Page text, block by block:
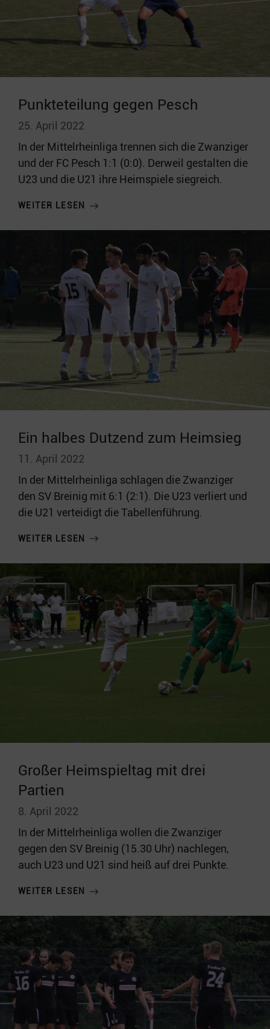
Punkteteilung gegen Pesch
25. April 2022
In der Mittelrheinliga trennen sich die Zwanziger
und der FC Pesch 1:1 (0:0). Derweil gestalten die
U23 und die U21 ihre Heimspiele siegreich.
WEITER LESEN
Ein halbes Dutzend zum Heimsieg
11. April 2022
In der Mittelrheinliga schlagen die Zwanziger
den SV Breinig mit 6:1 (2:1). Die U23 verliert und
die U21 verteidigt die Tabellenführung.
WEITER LESEN
Großer Heimspieltag mit drei
Partien
8. April 2022
In der Mittelrheinliga wollen die Zwanziger
gegen den SV Breinig (15.30 Uhr) nachlegen,
auch U23 und U21 sind heiß auf drei Punkte.
WEITER LESEN